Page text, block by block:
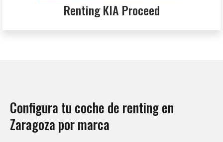
Renting KIA Proceed
Configura tu coche de renting en
Zaragoza por marca